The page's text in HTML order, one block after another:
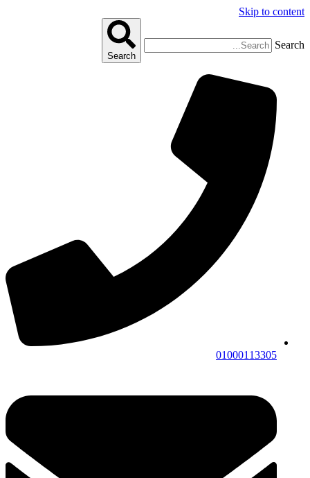
Skip to content
Search
Search
01000113305